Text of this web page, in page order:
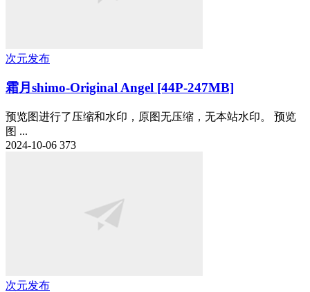
次元发布
霜月shimo-Original Angel [44P-247MB]
预览图进行了压缩和水印，原图无压缩，无本站水印。 预览
图 ...
2024-10-06 373
次元发布